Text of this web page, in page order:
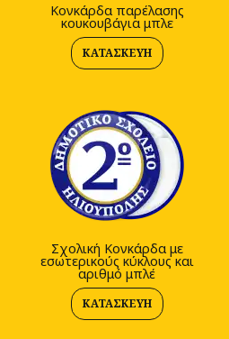
Κονκάρδα παρέλασης
κουκουβάγια μπλε
ΚΑΤΑΣΚΕΥΉ
Σχολική Κονκάρδα με
εσωτερικούς κύκλους και
αριθμό μπλέ
ΚΑΤΑΣΚΕΥΉ